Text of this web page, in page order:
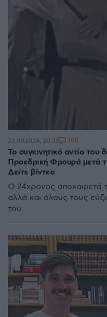
Το συγκινητικό αντίο
Προεδρική Φρουρά μετά
Δείτε βίντεο
Ο 24χρονος αποχαιρετά
αλλά και όλους τους
του
23.09.2024, 20:31 108